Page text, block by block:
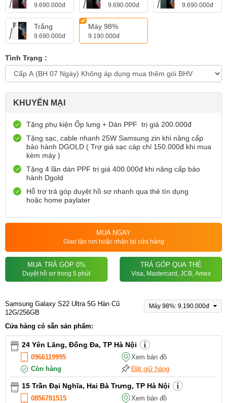
9.690.000đ 9.690.000đ 9.690.000đ
Trắng
9.690.000đ
Máy 98%
9.190.000đ
Tình Trạng :
KHUYẾN MẠI
Tặng phụ kiện Ốp lưng + Dán PPF trị giá 200.000đ
Tặng sạc, cable nhanh 25W Samsung zin khi nâng cấp
bảo hành DGOLD ( Trợ giá sạc cáp chỉ 150.000đ khi mua
kèm máy )
Tặng 4 lần dán PPF trị giá 400.000đ khi nâng cấp bảo
hành Dgold
Hỗ trợ trả góp duyệt hồ sơ nhanh qua thẻ tín dụng
hoặc home paylater
MUA NGAY
Giao tận nơi hoặc nhận tại cửa hàng
MUA TRẢ GÓP 0%
Duyệt hồ sơ trong 5 phút
TRẢ GÓP QUA THẺ
Visa, Mastercard, JCB, Amex
Samsung Galaxy S22 Ultra 5G Hàn Cũ
12G/256GB
Máy 98%: 9.190.000đ
Cửa hàng có sẵn sản phẩm:
24 Yên Lãng, Đống Đa, TP Hà Nội
0966119995
Xem bản đồ
Còn hàng
Đặt giữ hàng
15 Trần Đại Nghĩa, Hai Bà Trưng, TP Hà Nội
0856781515
Xem bản đồ